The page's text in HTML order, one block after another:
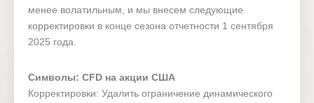
менее волатильным, и мы внесем следующие
корректировки в конце сезона отчетности 1 сентября
2025 года.
Символы: CFD на акции США
Корректировки: Удалить ограничение динамического